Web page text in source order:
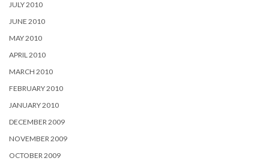
JULY 2010
JUNE 2010
MAY 2010
APRIL 2010
MARCH 2010
FEBRUARY 2010
JANUARY 2010
DECEMBER 2009
NOVEMBER 2009
OCTOBER 2009